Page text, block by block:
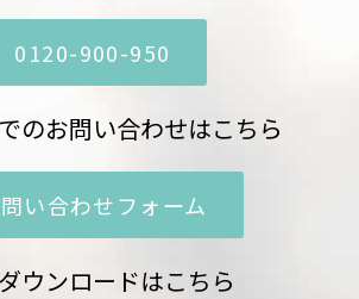
0120-900-950
のお問い合わせはこちら
い合わせフォーム
ウンロードはこちら